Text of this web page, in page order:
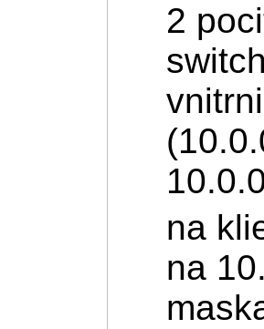
2
na
na